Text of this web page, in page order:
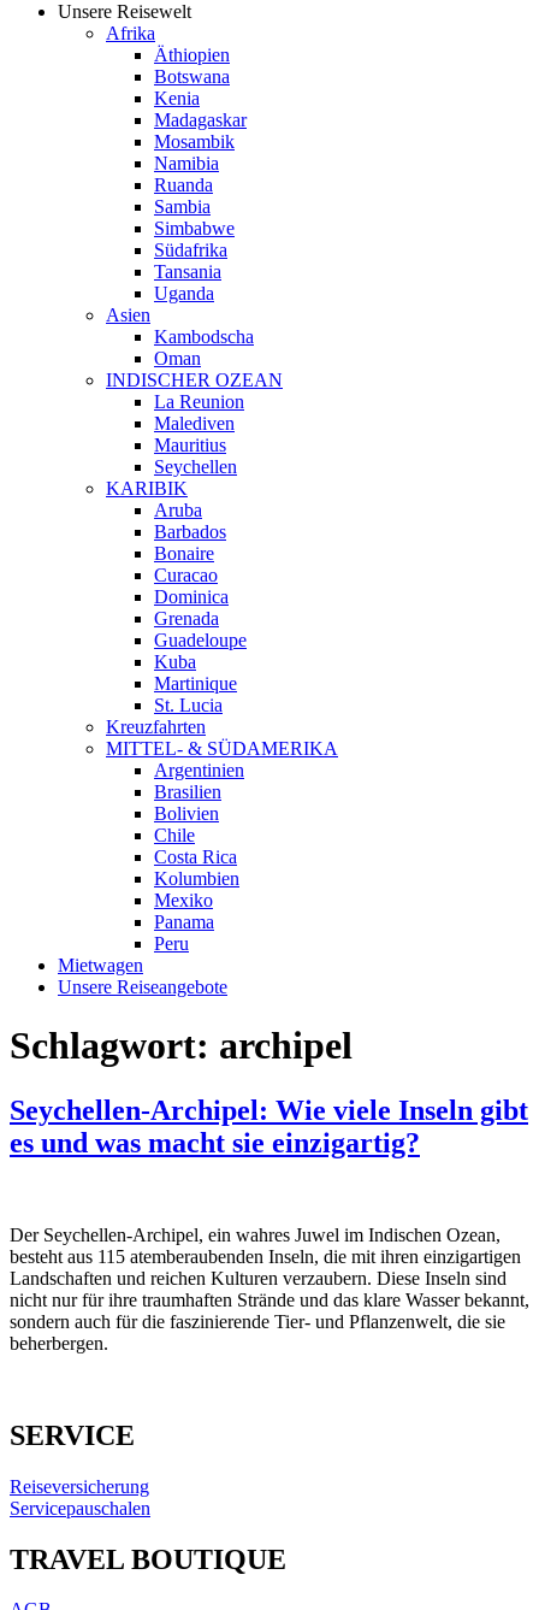
Unsere Reisewelt
Afrika
Äthiopien
Botswana
Kenia
Madagaskar
Mosambik
Namibia
Ruanda
Sambia
Simbabwe
Südafrika
Tansania
Uganda
Asien
Kambodscha
Oman
INDISCHER OZEAN
La Reunion
Malediven
Mauritius
Seychellen
KARIBIK
Aruba
Barbados
Bonaire
Curacao
Dominica
Grenada
Guadeloupe
Kuba
Martinique
St. Lucia
Kreuzfahrten
MITTEL- & SÜDAMERIKA
Argentinien
Brasilien
Bolivien
Chile
Costa Rica
Kolumbien
Mexiko
Panama
Peru
Mietwagen
Unsere Reiseangebote
Schlagwort: archipel
Seychellen-Archipel: Wie viele Inseln gibt
es und was macht sie einzigartig?
Der Seychellen-Archipel, ein wahres Juwel im Indischen Ozean,
besteht aus 115 atemberaubenden Inseln, die mit ihren einzigartigen
Landschaften und reichen Kulturen verzaubern. Diese Inseln sind
nicht nur für ihre traumhaften Strände und das klare Wasser bekannt,
sondern auch für die faszinierende Tier- und Pflanzenwelt, die sie
beherbergen.
SERVICE
Reiseversicherung
Servicepauschalen
TRAVEL BOUTIQUE